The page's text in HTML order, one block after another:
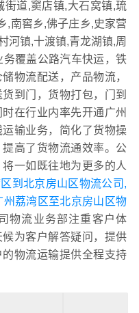
街道,窦店镇,大石窝镇,琉
,南窖乡,佛子庄乡,史家营
河镇,十渡镇,青龙湖镇,周
务覆盖公路汽车快运，铁
物流配送，产品物流，
到门，货物打包，门到
在行业内率先开通广州
输业务，简化了货物操
高了货物流通效率。公
一如既往地为更多的人
到北京房山区物流公司,
荔湾区至北京房山区物
物流业务部注重客户体
为客户解答疑问，提供
物流运输提供全程支持